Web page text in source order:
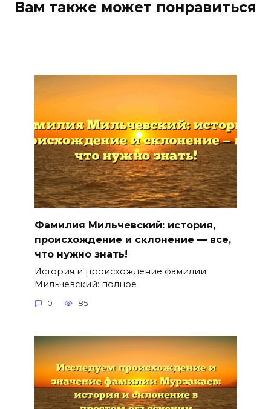
Вам также может понравиться
Фамилия Мильчевский: история,
происхождение и склонение — все,
что нужно знать!
История и происхождение фамилии
Мильчевский: полное
0 85